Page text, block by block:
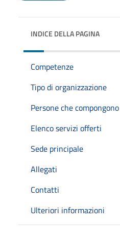
INDICE DELLA PAGINA
Competenze
Tipo di organizzazione
Persone che
Elenco servizi offerti
Sede principale
Allegati
Contatti
Ulteriori informazioni